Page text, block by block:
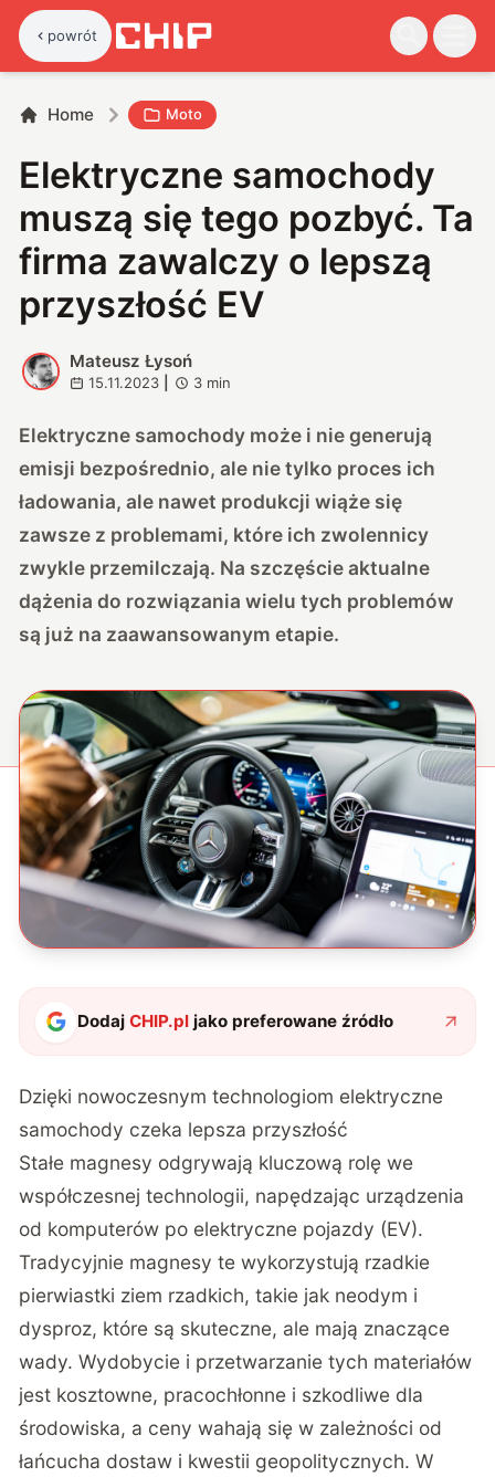
powrót
Home Moto
Elektryczne samochody
muszą się tego pozbyć. Ta
firma zawalczy o lepszą
przyszłość EV
M
Mateusz Łysoń
15.11.2023 3 min
Elektryczne samochody może i nie generują
emisji bezpośrednio, ale nie tylko proces ich
ładowania, ale nawet produkcji wiąże się
zawsze z problemami, które ich zwolennicy
zwykle przemilczają. Na szczęście aktualne
dążenia do rozwiązania wielu tych problemów
są już na zaawansowanym etapie.
DodajCHIP.pl jako preferowane źródło
Dzięki nowoczesnym technologiom elektryczne
samochody czeka lepsza przyszłość
Stałe magnesy odgrywają kluczową rolę we
współczesnej technologii, napędzając urządzenia
od komputerów po elektryczne pojazdy (EV).
Tradycyjnie magnesy te wykorzystują rzadkie
pierwiastki ziem rzadkich, takie jak neodym i
dysproz, które są skuteczne, ale mają znaczące
wady. Wydobycie i przetwarzanie tych materiałów
jest kosztowne, pracochłonne i szkodliwe dla
środowiska, a ceny wahają się w zależności od
łańcucha dostaw i kwestii geopolitycznych. W